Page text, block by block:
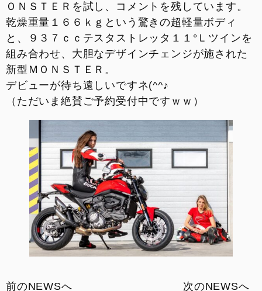
ＯＮＳＴＥＲを試し、コメントを残しています。
乾燥重量１６６ｋｇという驚きの超軽量ボディ
と、９３７ｃｃテスタストレッタ１１°Ｌツインを
組み合わせ、大胆なデザインチェンジが施された
新型ＭＯＮＳＴＥＲ。
デビューが待ち遠しいですネ(^^♪
（ただいま絶賛ご予約受付中ですｗｗ）
前のNEWSへ 次のNEWSへ